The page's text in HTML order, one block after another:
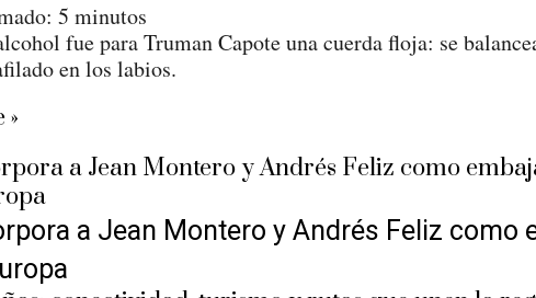
5 minutos
fue para Truman Capote una cuerda floja: se
en los labios.
»
a Jean Montero y Andrés Feliz